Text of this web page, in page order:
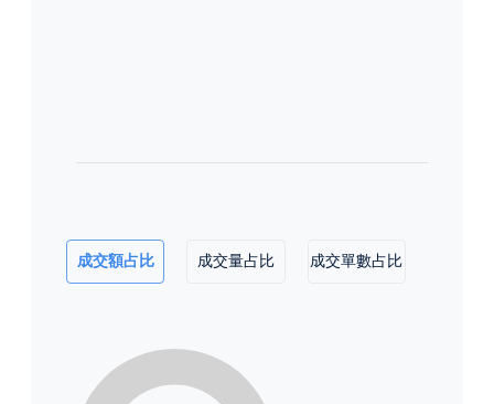
成交額占比 成交量占比 成交單數占比